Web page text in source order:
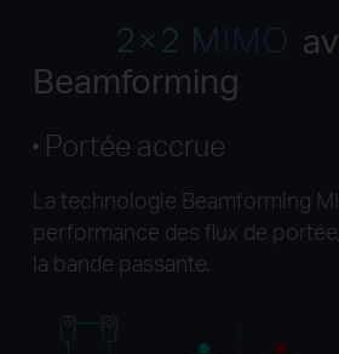
Beamforming
Portée accrue
La technologie Beamforming
performance des flux de
la bande passante.